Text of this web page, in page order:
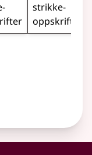
strikke­
oppskriftene